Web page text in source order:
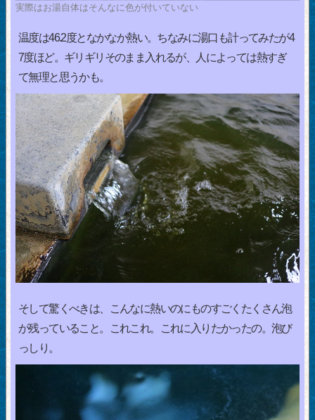
実際はお湯自体はそんなに色が付いていない
温度は46.2度となかなか熱い。ちなみに湯口も計ってみたが4
7度ほど。ギリギリそのまま入れるが、人によっては熱すぎ
て無理と思うかも。
そして驚くべきは、こんなに熱いのにものすごくたくさん泡
が残っていること。これこれ。これに入りたかったの。泡び
っしり。